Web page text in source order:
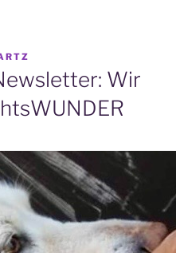
Wir